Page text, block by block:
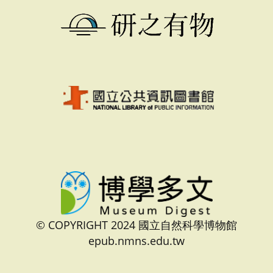
© COPYRIGHT 2024 國立自然科學博物館
epub.nmns.edu.tw